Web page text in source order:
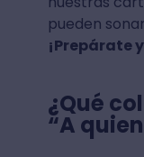
pueden
¡Prepárate
¿Qué
“A